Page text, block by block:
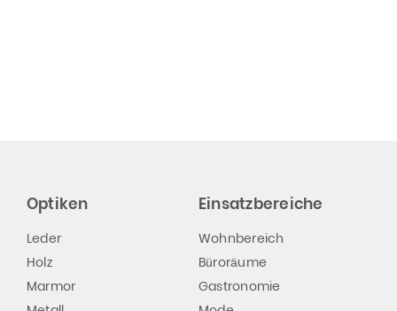
Optiken
Leder
Holz
Marmor
Einsatzbereiche
Wohnbereich
Büroräume
Gastronomie